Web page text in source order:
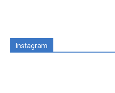
Instagram